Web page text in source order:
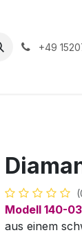
Termin +49
Modell 140-
aus einem